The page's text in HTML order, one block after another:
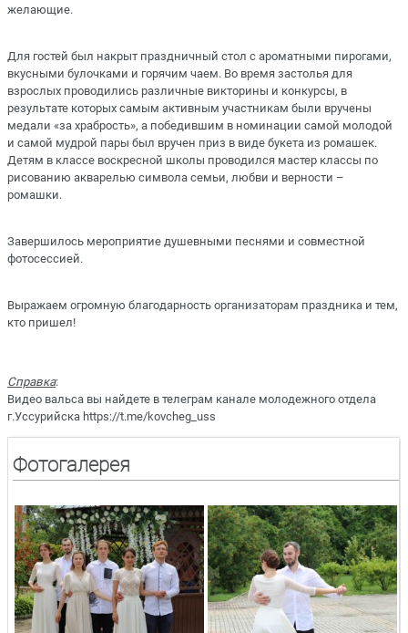
желающие.
Для гостей был накрыт праздничный стол с ароматными пирогами,
вкусными булочками и горячим чаем. Во время застолья для
взрослых проводились различные викторины и конкурсы, в
результате которых самым активным участникам были вручены
медали «за храбрость», а победившим в номинации самой молодой
и самой мудрой пары был вручен приз в виде букета из ромашек.
Детям в классе воскресной школы проводился мастер классы по
рисованию акварелью символа семьи, любви и верности –
ромашки.
Завершилось мероприятие душевными песнями и совместной
фотосессией.
Выражаем огромную благодарность организаторам праздника и тем,
кто пришел!
Справка:
Видео вальса вы найдете в телеграм канале молодежного отдела
г.Уссурийска https://t.me/kovcheg_uss
Фотогалерея